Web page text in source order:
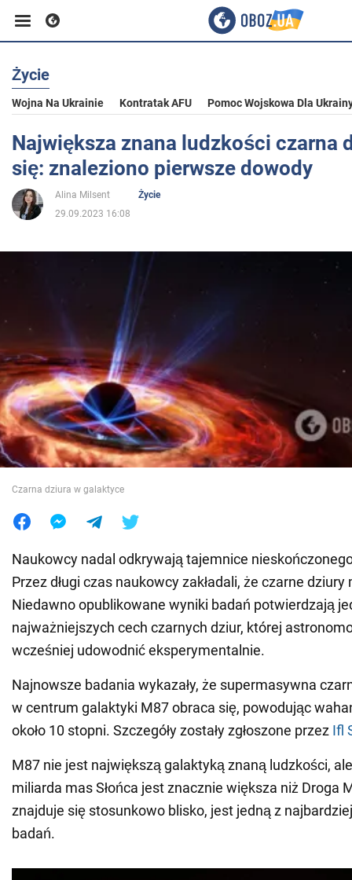
Biznes
Sport
Rozrywka
Społeczeństwo
Wojna na Ukrainie
Świat
Jedzenie
Życie
Wojna Na Ukrainie Kontratak AFU Pomoc Wojskowa Dla
Największa znana ludzkości czarna
się: znaleziono pierwsze dowody
Alina Milsent
Życie
29.09.2023 16:08
Czarna dziura w galaktyce
Naukowcy nadal odkrywają tajemnice
Przez długi czas naukowcy zakładali, że czarne
Niedawno opublikowane wyniki badań potwierdzają
najważniejszych cech czarnych dziur, której
wcześniej udowodnić eksperymentalnie.
Najnowsze badania wykazały, że supermasywna
w centrum galaktyki M87 obraca się, powodując
około 10 stopni. Szczegóły zostały zgłoszone przez Ifl
M87 nie jest największą galaktyką znaną ludzkości,
miliarda mas Słońca jest znacznie większa niż Droga
znajduje się stosunkowo blisko, jest jedną z
badań.